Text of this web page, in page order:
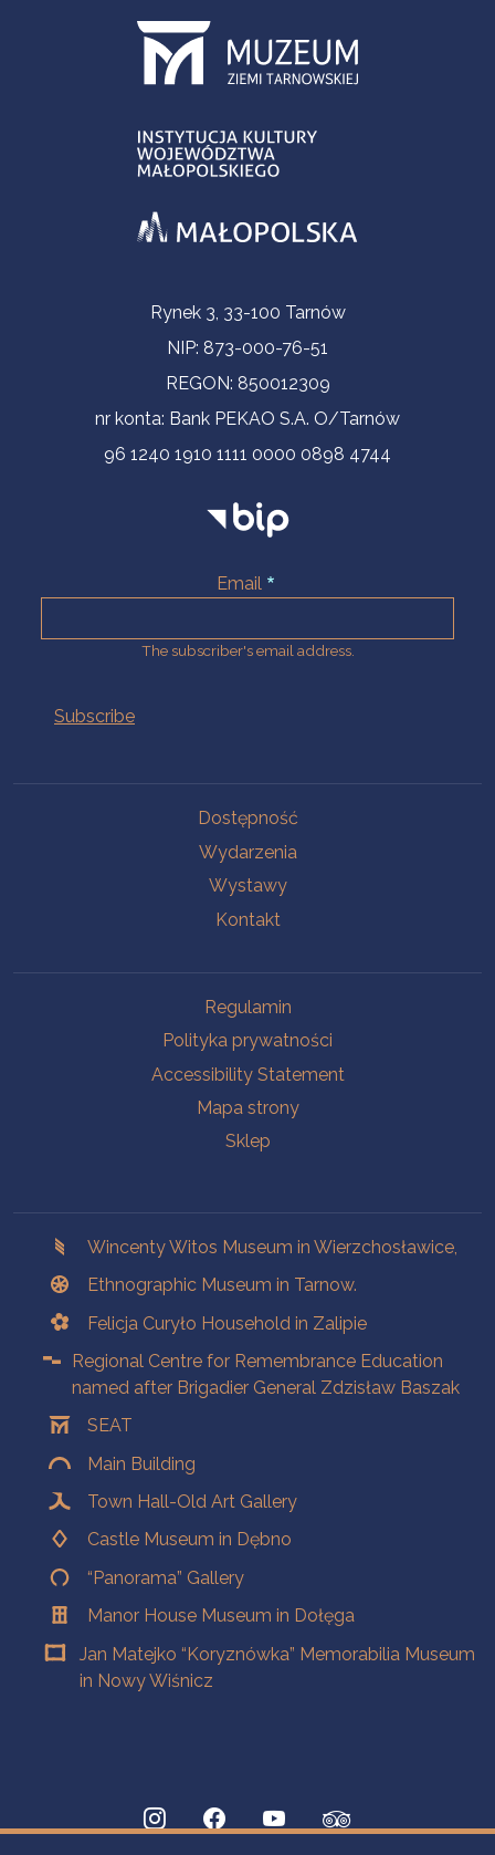
Contact InformationRynek 3, 33-100 Tarnów
NIP: 873-000-76-51
REGON: 850012309
nr konta: Bank PEKAO S.A. O/Tarnów
96 1240 1910 1111 0000 0898 4744
Email
The subscriber's email address.
Dostępność
Wydarzenia
Wystawy
Kontakt
Regulamin
Polityka prywatności
Accessibility Statement
Mapa strony
Sklep
Wincenty Witos Museum in Wierzchosławice,
Ethnographic Museum in Tarnow.
Felicja Curyło Household in Zalipie
Regional Centre for Remembrance Education
named after Brigadier General Zdzisław Baszak
SEAT
Main Building
Town Hall-Old Art Gallery
Castle Museum in Dębno
“Panorama” Gallery
Manor House Museum in Dołęga
Jan Matejko “Koryznówka” Memorabilia Museum
in Nowy Wiśnicz